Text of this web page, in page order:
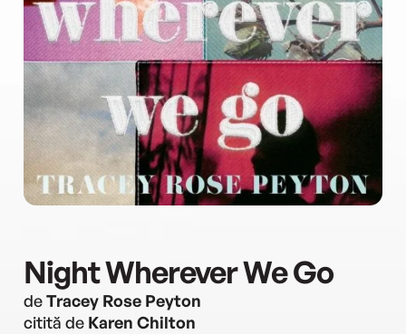
Night Wherever We Go
deTracey Rose Peyton
citită de Karen Chilton